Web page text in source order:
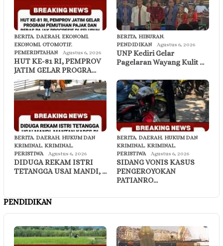
BERITA, DAERAH, EKONOMI,
EKONOMI, OTOMOTIF,
PEMERINTAHAN
Agustus 6, 2026
HUT KE-81 RI, PEMPROV
JATIM GELAR PROGRA…
BERITA, HIBURAN,
PENDIDIKAN
Agustus 6, 2026
UNP Kediri Gelar
Pagelaran Wayang Kulit …
BERITA, DAERAH, HUKUM DAN
KRIMINAL, KRIMINAL,
PERISTIWA
Agustus 6, 2026
DIDUGA REKAM ISTRI
TETANGGA USAI MANDI, …
BERITA, DAERAH, HUKUM DAN
KRIMINAL, KRIMINAL,
PERISTIWA
Agustus 6, 2026
SIDANG VONIS KASUS
PENGEROYOKAN
PATIANRO…
PENDIDIKAN